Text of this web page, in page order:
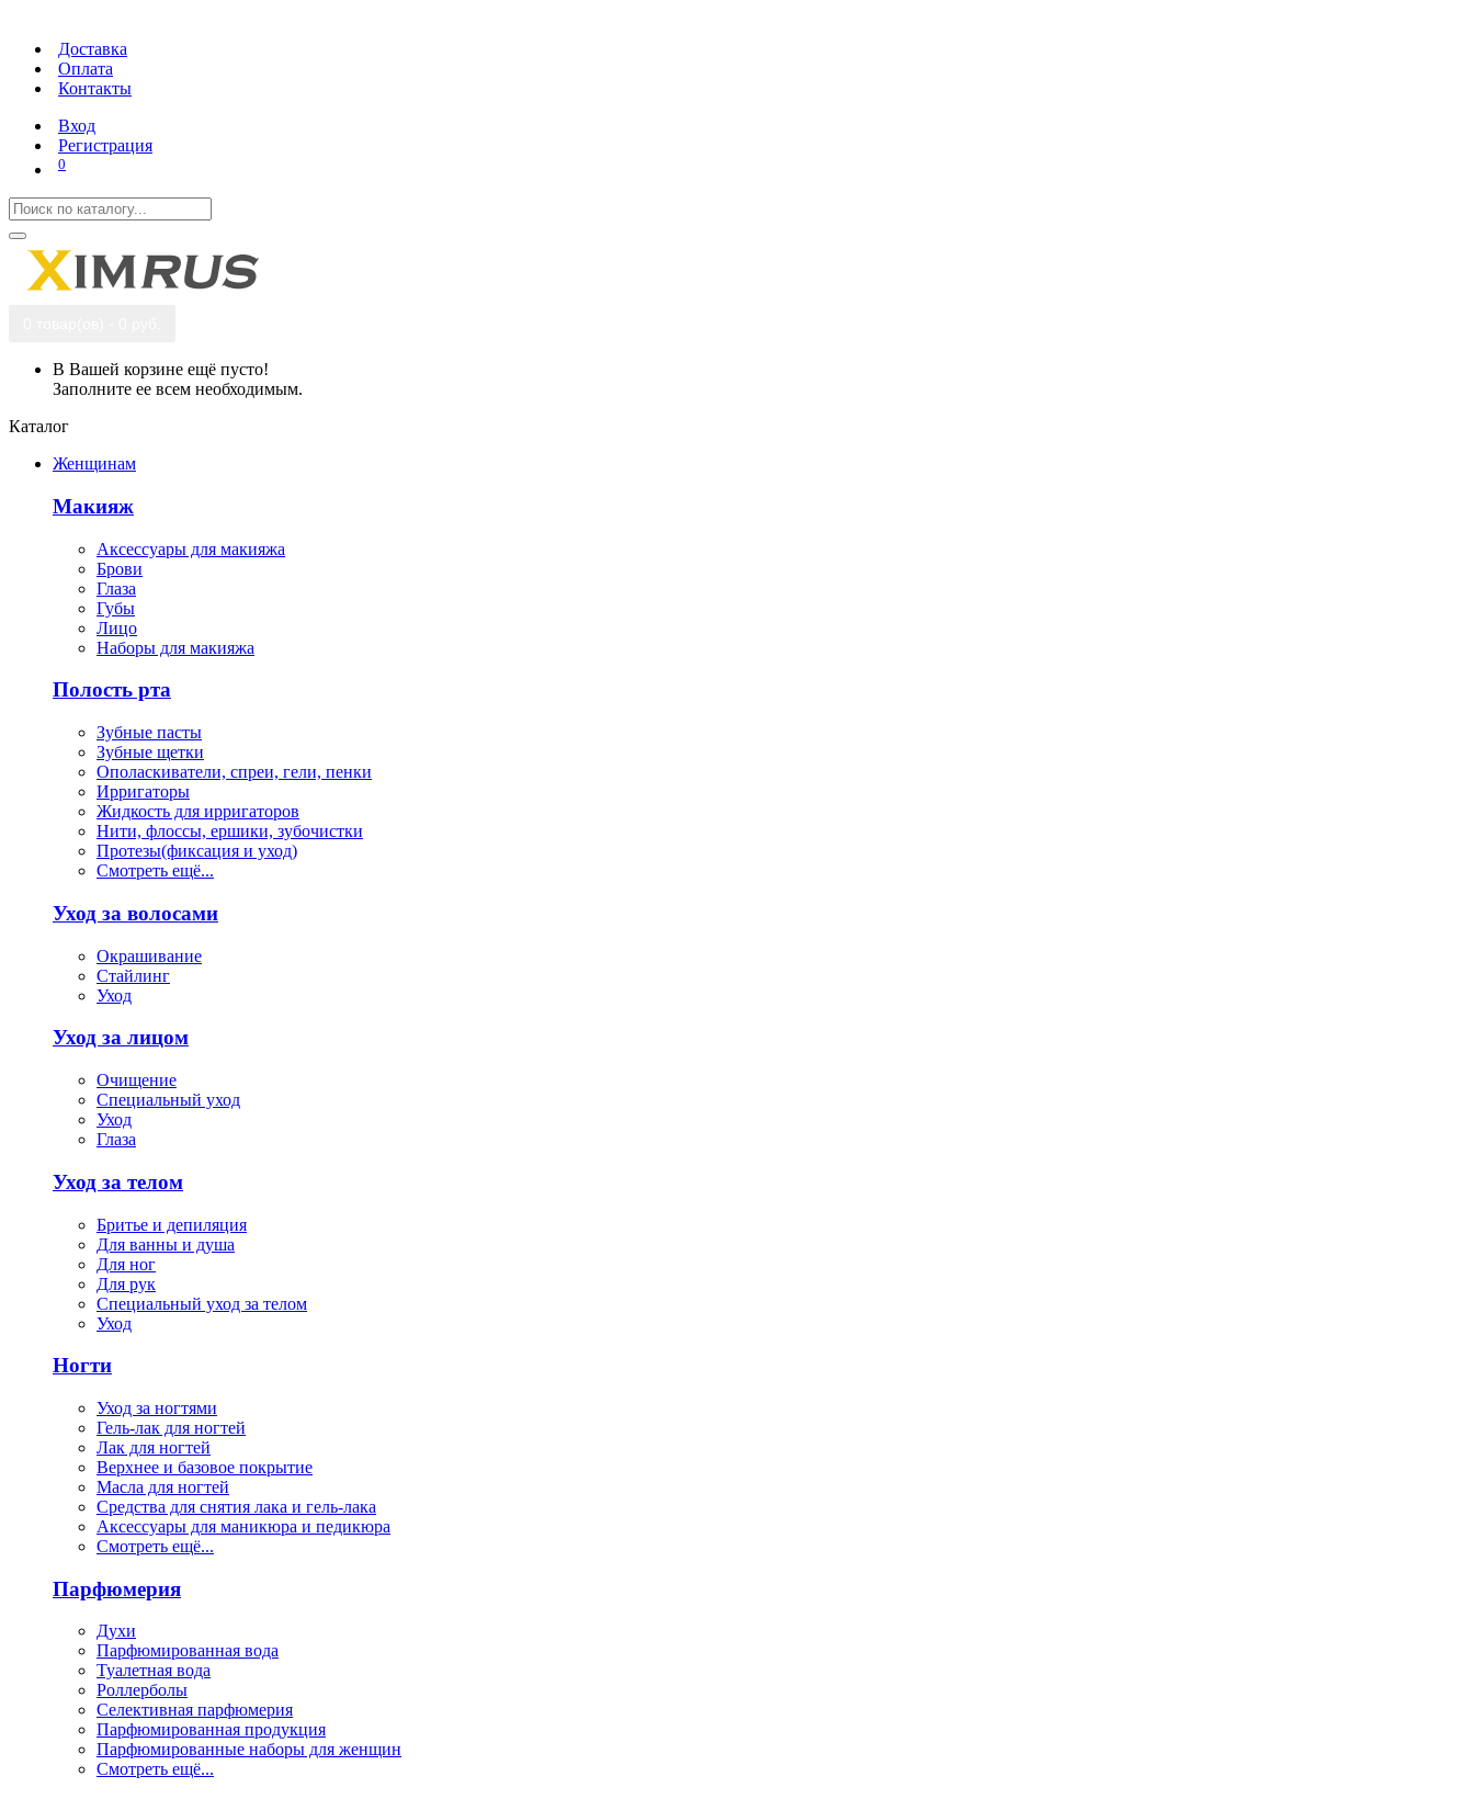
Доставка
Оплата
Контакты
Вход
Регистрация
0
В Вашей корзине ещё пусто!
Заполните ее всем необходимым.
Каталог
Женщинам
Макияж
Аксессуары для макияжа
Брови
Глаза
Губы
Лицо
Наборы для макияжа
Полость рта
Зубные пасты
Зубные щетки
Ополаскиватели, спреи, гели, пенки
Ирригаторы
Жидкость для ирригаторов
Нити, флоссы, ершики, зубочистки
Протезы(фиксация и уход)
Смотреть ещё...
Уход за волосами
Окрашивание
Стайлинг
Уход
Уход за лицом
Очищение
Специальный уход
Уход
Глаза
Уход за телом
Бритье и депиляция
Для ванны и душа
Для ног
Для рук
Специальный уход за телом
Уход
Ногти
Уход за ногтями
Гель-лак для ногтей
Лак для ногтей
Верхнее и базовое покрытие
Масла для ногтей
Средства для снятия лака и гель-лака
Аксессуары для маникюра и педикюра
Смотреть ещё...
Парфюмерия
Духи
Парфюмированная вода
Туалетная вода
Роллерболы
Селективная парфюмерия
Парфюмированная продукция
Парфюмированные наборы для женщин
Смотреть ещё...